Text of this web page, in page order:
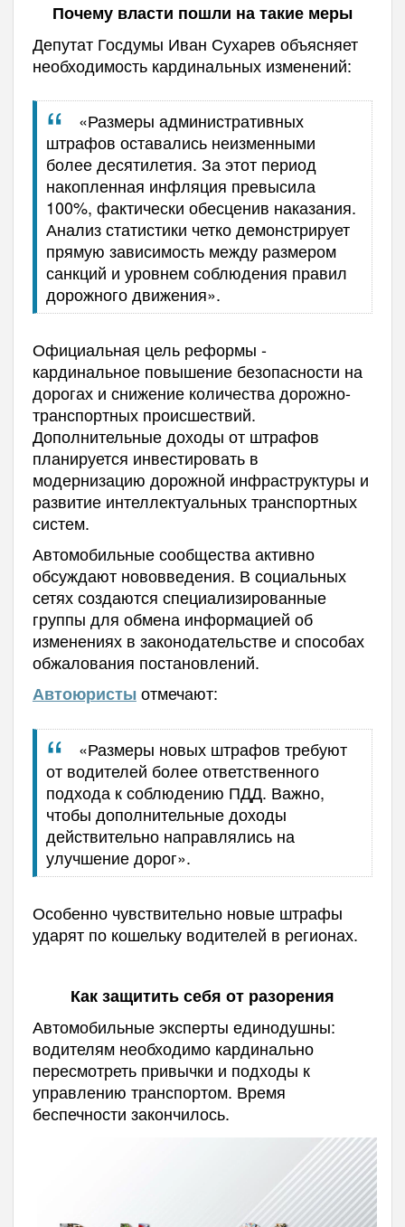
Почему власти пошли на такие меры
Депутат Госдумы Иван Сухарев объясняет
необходимость кардинальных изменений:
«Размеры административных
штрафов оставались неизменными
более десятилетия. За этот период
накопленная инфляция превысила
100%, фактически обесценив наказания.
Анализ статистики четко демонстрирует
прямую зависимость между размером
санкций и уровнем соблюдения правил
дорожного движения».
Официальная цель реформы -
кардинальное повышение безопасности на
дорогах и снижение количества дорожно-
транспортных происшествий.
Дополнительные доходы от штрафов
планируется инвестировать в
модернизацию дорожной инфраструктуры и
развитие интеллектуальных транспортных
систем.
Автомобильные сообщества активно
обсуждают нововведения. В социальных
сетях создаются специализированные
группы для обмена информацией об
изменениях в законодательстве и способах
обжалования постановлений.
Автоюристы отмечают:
«Размеры новых штрафов требуют
от водителей более ответственного
подхода к соблюдению ПДД. Важно,
чтобы дополнительные доходы
действительно направлялись на
улучшение дорог».
Особенно чувствительно новые штрафы
ударят по кошельку водителей в регионах.
Как защитить себя от разорения
Автомобильные эксперты единодушны:
водителям необходимо кардинально
пересмотреть привычки и подходы к
управлению транспортом. Время
беспечности закончилось.